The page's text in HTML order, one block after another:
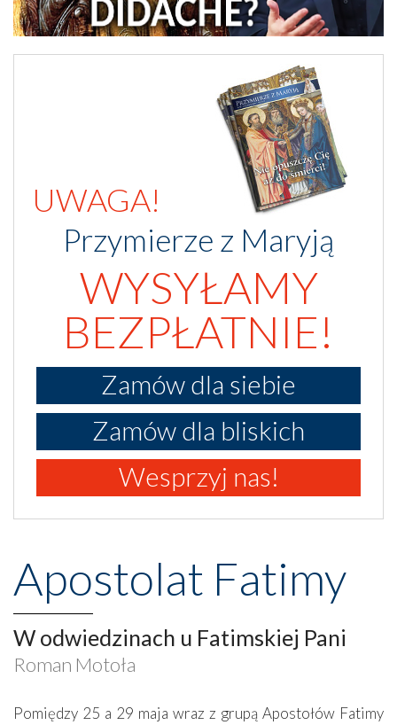
UWAGA!
Przymierze z Maryją
WYSYŁAMY
BEZPŁATNIE!
Zamów dla siebie
Zamów dla bliskich
Wesprzyj nas!
Apostolat Fatimy
W odwiedzinach u Fatimskiej Pani
Roman Motoła
Pomiędzy 25 a 29 maja wraz z grupą Apostołów Fatimy